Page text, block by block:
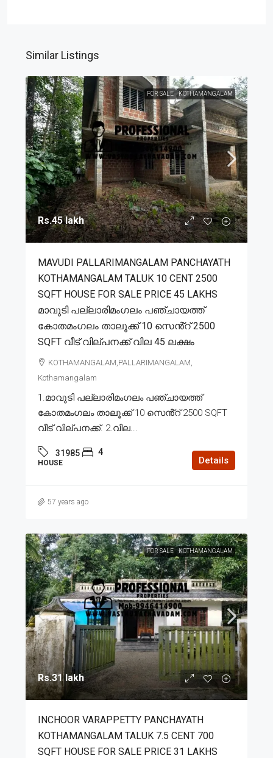
Similar Listings
FOR SALE KOTHAMANGALAM
Rs.45 lakh
MAVUDI PALLARIMANGALAM PANCHAYATH
KOTHAMANGALAM TALUK 10 CENT 2500
SQFT HOUSE FOR SALE PRICE 45 LAKHS
മാവുടി പല്ലാരിമംഗലം പഞ്ചായത്ത്
കോതമംഗലം താലൂക്ക് 10 സെൻ്റ് 2500
SQFT വീട് വില്പനക്ക് വില 45 ലക്ഷം
KOTHAMANGALAM,PALLARIMANGALAM,
Kothamangalam
1.മാവുടി പല്ലാരിമംഗലം പഞ്ചായത്ത്
കോതമംഗലം താലൂക്ക് 10 സെൻ്റ് 2500 SQFT
വീട് വില്പനക്ക്. 2.വില...
31985 4
HOUSE Details
57 years ago
FOR SALE KOTHAMANGALAM
Rs.31 lakh
INCHOOR VARAPPETTY PANCHAYATH
KOTHAMANGALAM TALUK 7.5 CENT 700
SQFT HOUSE FOR SALE PRICE 31 LAKHS